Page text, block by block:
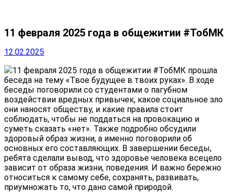
11 февраля 2025 года в общежитии #ТобМК
12.02.2025
11 февраля 2025 года в общежитии #ТобМК прошла
беседа на тему «Твое будущее в твоих руках». В ходе
беседы поговорили со студентами о пагубном
воздействии вредных привычек, какое социальное зло
они наносят обществу, и какие правила стоит
соблюдать, чтобы не поддаться на провокацию и
суметь сказать «нет». Также подробно обсудили
здоровый образ жизни, а именно поговорили об
основных его составляющих. В завершении беседы,
ребята сделали вывод, что здоровье человека всецело
зависит от образа жизни, поведения. И важно бережно
относиться к самому себе, сохранять, развивать,
приумножать то, что дано самой природой.